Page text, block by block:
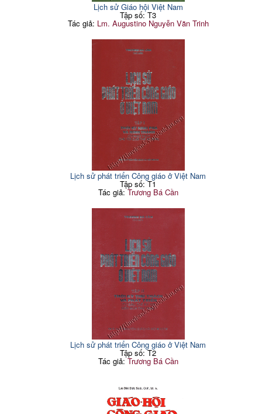
Lịch sử Giáo hội Việt Nam
Tập số: T3
Tác giả: Lm. Augustino Nguyễn Văn Trinh
Lịch sử phát triển Công giáo ở Việt Nam
Tập số: T1
Tác giả:Trương Bá Cần
Lịch sử phát triển Công giáo ở Việt Nam
Tập số: T2
Tác giả:Trương Bá Cần